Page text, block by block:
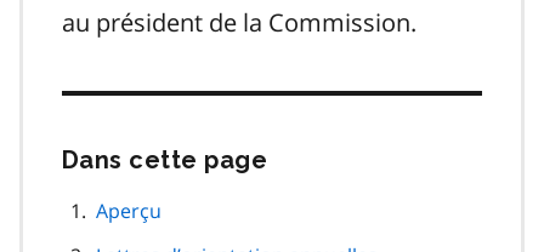
au président de la Commission.
Dans cette page
Aperçu